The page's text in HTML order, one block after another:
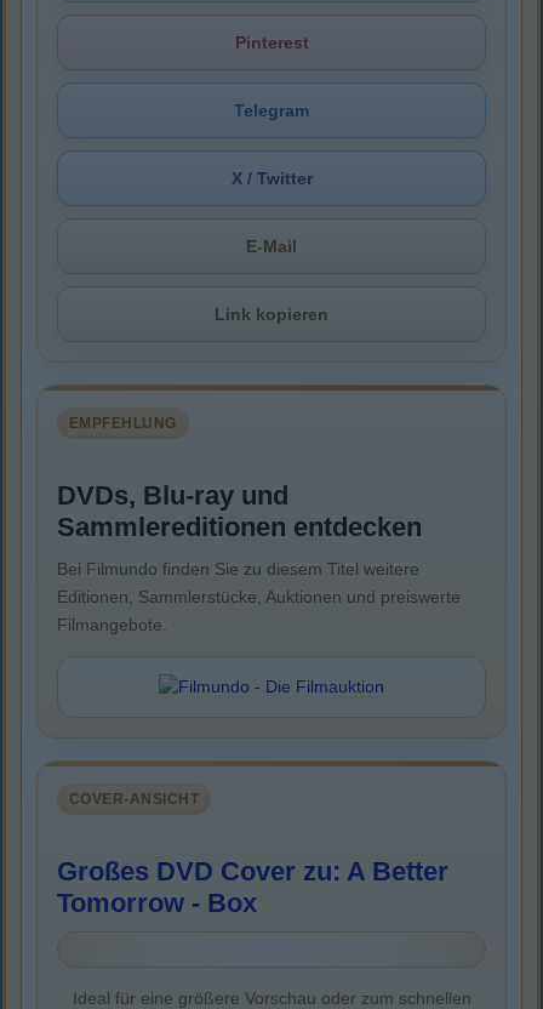
Pinterest
Telegram
X / Twitter
E-Mail
Link kopieren
EMPFEHLUNG
DVDs, Blu-ray und
Sammlereditionen entdecken
Bei Filmundo finden Sie zu diesem Titel weitere
Editionen, Sammlerstücke, Auktionen und preiswerte
Filmangebote.
COVER-ANSICHT
Großes DVD Cover zu: A Better
Tomorrow - Box
Ideal für eine größere Vorschau oder zum schnellen